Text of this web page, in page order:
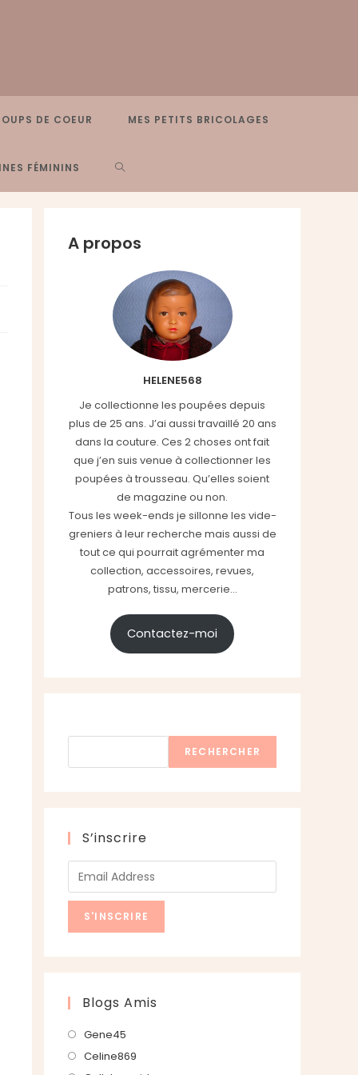
DE COEUR MES PETITS BRICOLAGES
FÉMININS TOGGLE
A propos
HELENE568
Je collectionne les poupées depuis
plus de 25 ans. J’ai aussi travaillé 20 ans
dans la couture. Ces 2 choses ont fait
que j’en suis venue à collectionner les
poupées à trousseau. Qu’elles soient
de magazine ou non.
Tous les week-ends je sillonne les vide-
greniers à leur recherche mais aussi de
tout ce qui pourrait agrémenter ma
collection, accessoires, revues,
patrons, tissu, mercerie...
Contactez-moi
RECHERCHER
S’inscrire
Blogs Amis
Gene45
dans
Celine869